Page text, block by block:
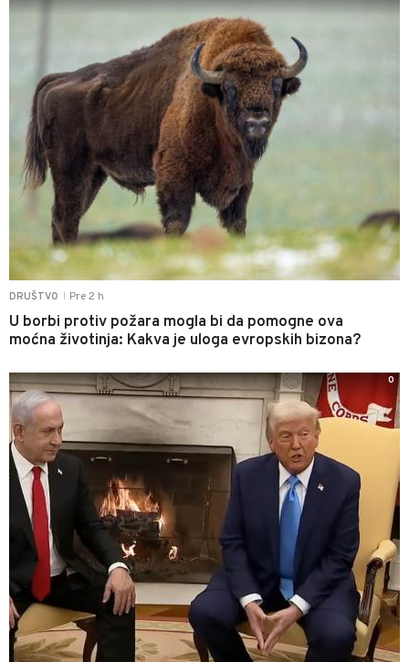
DRUŠTVO Pre 2 h
U borbi protiv požara mogla bi da pomogne ova
moćna životinja: Kakva je uloga evropskih bizona?
0